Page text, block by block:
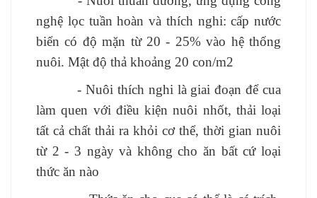
nghệ lọc tuần hoàn và thích nghi: cấp nước
biển có độ mặn từ 20 - 25% vào hệ thống
nuôi. Mật độ thả khoảng 20 con/m2
- Nuôi thích nghi là giai đoạn để cua
làm quen với điều kiện nuôi nhốt, thải loại
tất cả chất thải ra khỏi cơ thể, thời gian nuôi
từ 2 - 3 ngày và không cho ăn bất cứ loại
thức ăn nào